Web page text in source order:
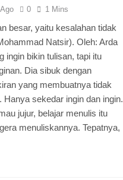
0 1 Mins
besar, yaitu kesalahan tidak
Natsir). Oleh: Arda
ingin bikin tulisan, tapi itu
Dia sibuk dengan
yang membuatnya tidak
Hanya sekedar ingin dan ingin.
jujur, belajar menulis itu
menuliskannya. Tepatnya,